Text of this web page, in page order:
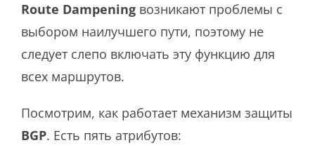
Route Dampening возникают проблемы с
выбором наилучшего пути, поэтому не
следует слепо включать эту функцию для
всех маршрутов.
Посмотрим, как работает механизм защиты
BGP. Есть пять атрибутов: